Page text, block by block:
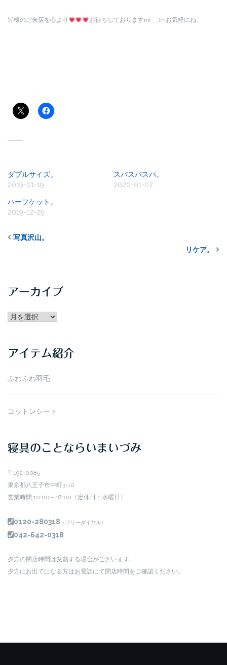
皆様のご来店を心より お待ちしておりますm(_ _)mお気軽にね。
ダブルサイズ。
2019-01-19
スパスパスパ。
2020-01-07
ハーフケット。
2019-12-25
写真沢山。
リケア。
アーカイブ
アー
ブ
アイテム紹介
ふわふわ羽毛
コットンシート
寝具のことならいまいづみ
〒192-0085
東京都八王子市中町3-10
営業時間 10:00～18:00（定休日：水曜日）
0120-280318 （フリーダイヤル）
042-642-0318
夕方の閉店時間は変動する場合がございます。
夕方にお出でになる方はお電話にて閉店時間をご確認ください。